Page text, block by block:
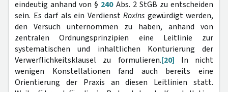
eindeutig anhand von § 240Abs. 2 StGB zu entscheiden
sein. Es darf als ein Verdienst Roxins gewürdigt werden,
den Versuch unternommen zu haben, anhand von
zentralen Ordnungsprinzipien eine Leitlinie zur
systematischen und inhaltlichen Konturierung der
Verwerflichkeitsklausel zu formulieren.[20] In nicht
wenigen Konstellationen fand auch bereits eine
Orientierung der Praxis an diesen Leitlinien statt.